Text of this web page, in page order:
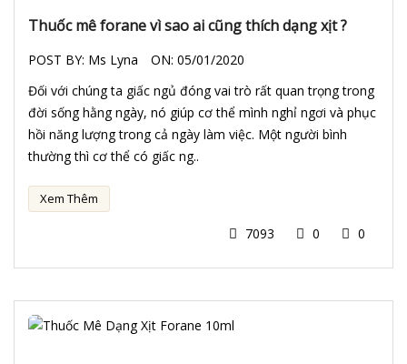
Thuốc mê forane vì sao ai cũng thích dạng xịt ?
POST BY: Ms Lyna ON: 05/01/2020
Đối với chúng ta giấc ngủ đóng vai trò rất quan trọng trong
đời sống hằng ngày, nó giúp cơ thể mình nghỉ ngơi và phục
hồi năng lượng trong cả ngày làm việc. Một người bình
thường thì cơ thể có giấc ng..
Xem Thêm
7093 0 0